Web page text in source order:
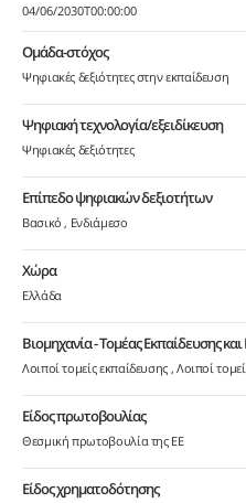
04/06/2030T00:00:00
Ομάδα-στόχος
Ψηφιακές δεξιότητες στην εκπαίδευση
Ψηφιακή τεχνολογία/εξειδίκευση
Ψηφιακές δεξιότητες
Επίπεδο ψηφιακών δεξιοτήτων
Βασικό Ενδιάμεσο
Χώρα
Ελλάδα
Βιομηχανία - Τομέας Εκπαίδευσης
Λοιποί τομείς εκπαίδευσης Λοιποί
Είδος πρωτοβουλίας
Θεσμική πρωτοβουλία της ΕΕ
Είδος χρηματοδότησης